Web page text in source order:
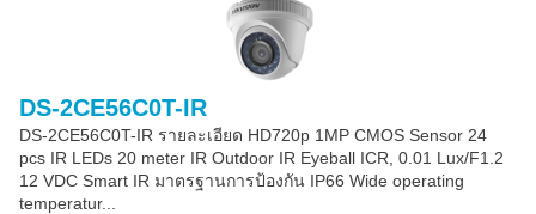
DS-2CE56C0T-IR
DS-2CE56C0T-IR รายละเอียด HD720p 1MP CMOS Sensor 24
pcs IR LEDs 20 meter IR Outdoor IR Eyeball ICR, 0.01 Lux/F1.2
12 VDC Smart IR มาตรฐานการป้องกัน IP66 Wide operating
temperatur...